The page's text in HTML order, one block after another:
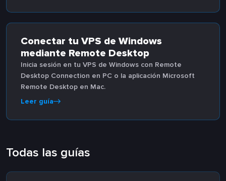
Conectar tu VPS de Windows
mediante Remote Desktop
Inicia sesión en tu VPS de Windows con Remote
Desktop Connection en PC o la aplicación Microsoft
Remote Desktop en Mac.
Leer guía
Todas las guías